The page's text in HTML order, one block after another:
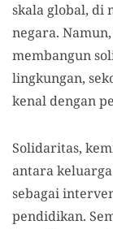
skala global, di
negara.
membangun
lingkungan,
kenal dengan
Solidaritas,
antara
sebagai
pendidikan.